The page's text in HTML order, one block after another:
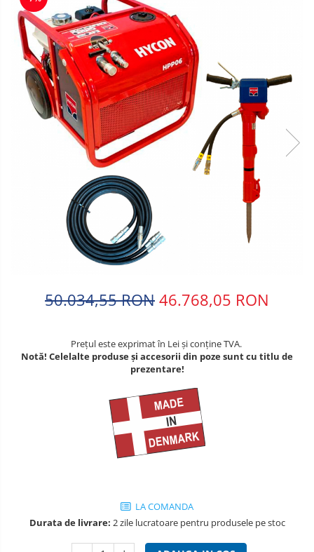
50.034,55 RON 46.768,05 RON
Prețul este exprimat în Lei și conține TVA.
Notă! Celelalte produse și accesorii din poze sunt cu titlu de
prezentare!
LA COMANDA
Durata de livrare: 2 zile lucratoare pentru produsele pe stoc